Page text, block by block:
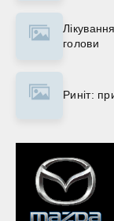
голови
Риніт: